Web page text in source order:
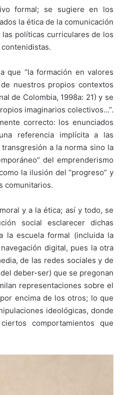
formal; se sugiere en los
la ética de la comunicación
políticas curriculares de los
que “la formación en valores
nuestros propios contextos
de Colombia, 1998a: 21) y se
imaginarios colectivos…”.
correcto: los enunciados
referencia implícita a las
a la norma sino la
del emprenderismo
la ilusión del “progreso” y
comunitarios.
y a la ética; así y todo, se
social esclarecer dichas
la escuela formal (incluida la
digital, pues la otra
de las redes sociales y de
deber-ser) que se pregonan
representaciones sobre el
encima de los otros; lo que
ideológicas, donde
comportamientos que